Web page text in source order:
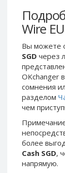
Wire
Вы можете
SGD через
OKchanger
сомнения
разделом
чем
более
Cash SGD,
напрямую.
Skril USD
Skril EUR
Skril INR
Skril PLN
Skril GBP
Skril AUD
Skril NOK
Paxum USD
Paxum EUR
Epay USD